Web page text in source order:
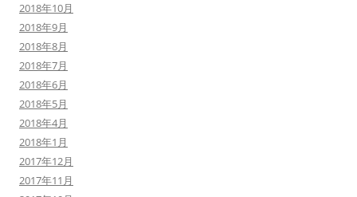
2018年10月
2018年9月
2018年8月
2018年7月
2018年6月
2018年5月
2018年4月
2018年1月
2017年12月
2017年11月